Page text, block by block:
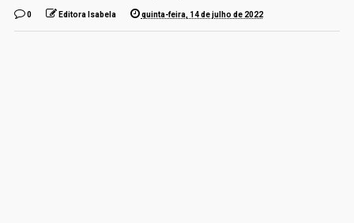
0 Editora Isabela quinta-feira, 14 de julho de 2022